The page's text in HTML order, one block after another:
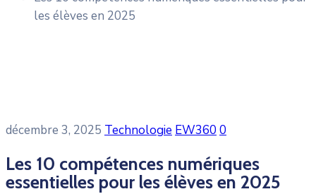
les élèves en 2025
décembre 3, 2025 Technologie EW360 0
Les 10 compétences numériques
essentielles pour les élèves en 2025